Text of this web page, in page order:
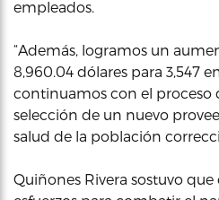
empleados.
“Además, logramos un
8,960.04 dólares para 3,547
continuamos con el proceso
selección de un nuevo
salud de la población
Quiñones Rivera sostuvo